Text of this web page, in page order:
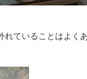
れていることはよく